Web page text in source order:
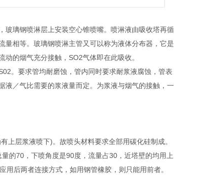
璃钢喷淋层上安装空心锥喷嘴。喷淋液由吸收塔再循
相等。玻璃钢喷淋主管又可以称为液体分布器，它是
的烟气充分接触，SO2气体即在此吸收。
。要求管均耐磨蚀，管内同时要求耐浆液腐蚀，管表
液／气比需要的浆液量而定。为浆液与烟气的接触，一
上层浆液喷下)。故喷头材料要求全部用碳化硅制成。
的70，下喷角度是90度，流量占30，近塔壁的均用上
后两者连接方式，如用钢管橡胶，则只能用前者。